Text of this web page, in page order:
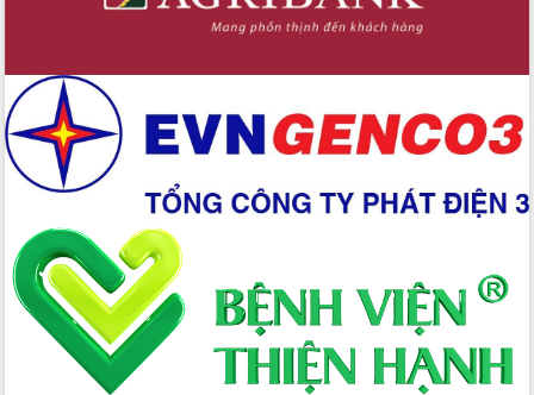
Xây dựng nền hành chính số đồng
Giai đoạn 2026-2030, Đắk Lắk phấn
đấu có 77% xã đạt chuẩn nông thôn
mới
Chuyển đổi số 'mở đường' cho nông
nghiệp Đắk Lắk tăng trưởng bứt phá
Triển khai đồng bộ đo đạc, lập hồ sơ
địa chính, hoàn thiện cơ sở dữ liệu đất
đai
Ứng dụng sinh trắc học - Bước tiến
trong hành trình chuyển đổi số tại Đắk
Đắk Lắk nâng cao hiệu quả công tác